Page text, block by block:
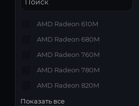
AMD Radeon 610M
AMD Radeon 680M
AMD Radeon 760M
AMD Radeon 780M
AMD Radeon 820M
Показать все